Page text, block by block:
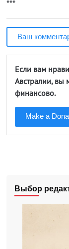
***
Ваш
Если вам
Австралии, вы
финансово.
Make a
Выбор